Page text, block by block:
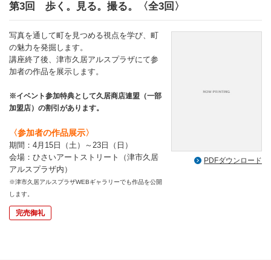
第3回 歩く。見る。撮る。〈全3回〉
写真を通して町を見つめる視点を学び、町
の魅力を発掘します。
講座終了後、津市久居アルスプラザにて参
加者の作品を展示します。
※イベント参加特典として久居商店連盟（一部
加盟店）の割引があります。
〈参加者の作品展示〉
期間：4月15日（土）～23日（日）
会場：ひさいアートストリート（津市久居
アルスプラザ内）
※津市久居アルスプラザWEBギャラリーでも作品を公開
します。
完売御礼
PDFダウンロード